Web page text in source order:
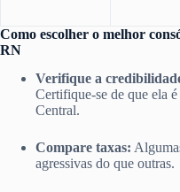
Como escolher o melhor
RN
Verifique a
Certifique-se de que ela
Central.
Compare taxas:
agressivas do que outras.